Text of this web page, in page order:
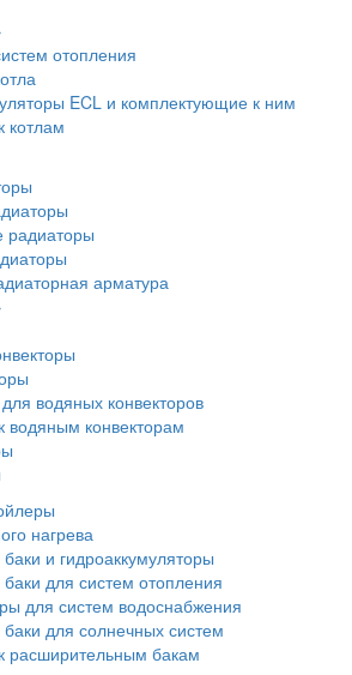
отопления
ECL и комплектующие к ним
котлам
радиаторы
арматура
водяных конвекторов
водяным конвекторам
нагрева
и гидроаккумуляторы
для систем отопления
для систем водоснабжения
для солнечных систем
расширительным бакам